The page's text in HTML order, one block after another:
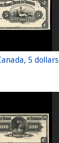
5 dollars